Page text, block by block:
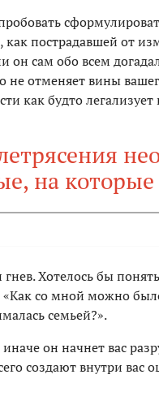
как пострадавшей от
сам обо всем
отменяет вины
как будто
на
Хотелось бы
со мной можно
семьей?».
он начнет вас
создают внутри вас